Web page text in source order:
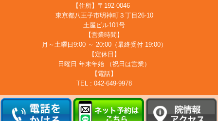
【住所】〒192-0046
東京都八王子市明神町３丁目26-10
土屋ビル101号
【営業時間】
月～土曜日9:00 ～ 20:00（最終受付 19:00）
【定休日】
日曜日 年末年始 （祝日は営業）
【電話】
TEL : 042-649-9978